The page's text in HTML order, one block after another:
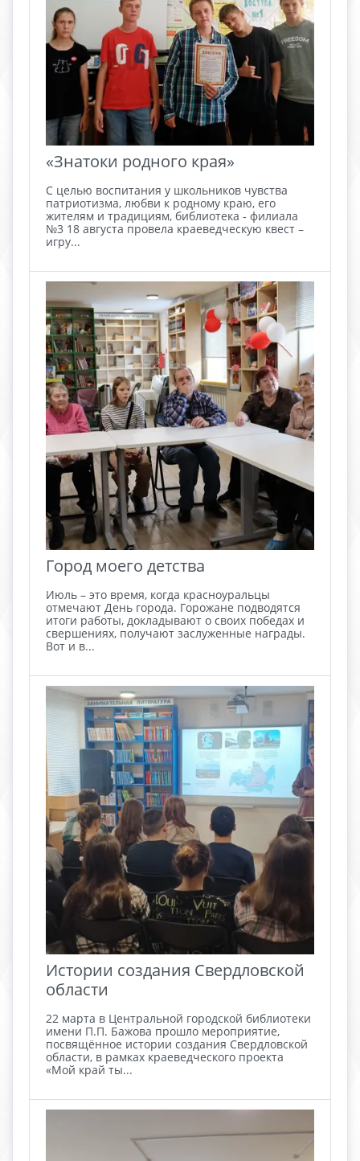
«Знатоки родного края»
С целью воспитания у школьников чувства
патриотизма, любви к родному краю, его
жителям и традициям, библиотека - филиала
№3 18 августа провела краеведческую квест –
игру...
Город моего детства
Июль – это время, когда красноуральцы
отмечают День города. Горожане подводятся
итоги работы, докладывают о своих победах и
свершениях, получают заслуженные награды.
Вот и в...
Истории создания Свердловской
области
22 марта в Центральной городской библиотеки
имени П.П. Бажова прошло мероприятие,
посвящённое истории создания Свердловской
области, в рамках краеведческого проекта
«Мой край ты...